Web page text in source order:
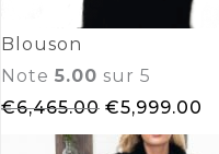
Blouson
Note 5.00 sur 5
€6,465.00 €5,999.00